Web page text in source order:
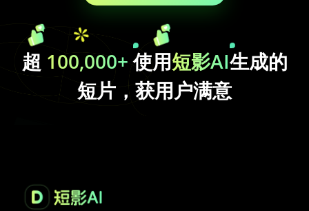
超 100,000+使用短影AI生成的
短片，获用户满意